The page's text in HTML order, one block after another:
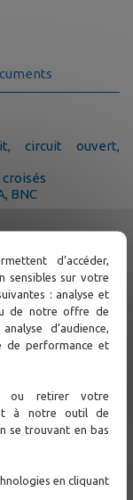
circuit ouvert,
BNC
d’accéder,
sensibles sur votre
: analyse et
de notre offre de
d’audience,
de performance et
ou retirer votre
à notre outil de
se trouvant en bas
en cliquant